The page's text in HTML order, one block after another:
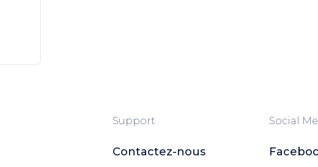
Support
Contactez-nous
Social